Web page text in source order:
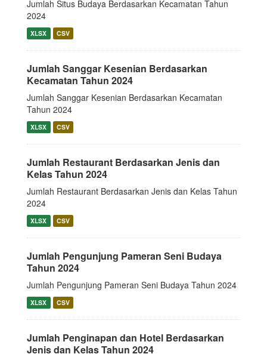
Jumlah Situs Budaya Berdasarkan Kecamatan Tahun
2024
XLSX CSV
Jumlah Sanggar Kesenian Berdasarkan
Kecamatan Tahun 2024
Jumlah Sanggar Kesenian Berdasarkan Kecamatan
Tahun 2024
XLSX CSV
Jumlah Restaurant Berdasarkan Jenis dan
Kelas Tahun 2024
Jumlah Restaurant Berdasarkan Jenis dan Kelas Tahun
2024
XLSX CSV
Jumlah Pengunjung Pameran Seni Budaya
Tahun 2024
Jumlah Pengunjung Pameran Seni Budaya Tahun 2024
XLSX CSV
Jumlah Penginapan dan Hotel Berdasarkan
Jenis dan Kelas Tahun 2024